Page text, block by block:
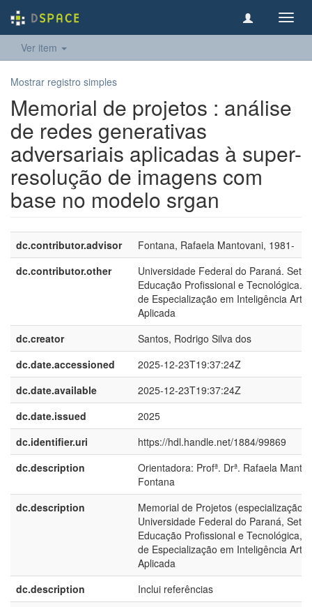
Ver item
Mostrar registro simples
Memorial de projetos : análise
de redes generativas
adversariais aplicadas à super-
resolução de imagens com
base no modelo srgan
dc.contributor.advisor
Fontana, Rafaela Mantovani, 1981-
dc.contributor.other
Universidade Federal do Paraná.
Educação Profissional e Tecnológica.
de Especialização em Inteligência
Aplicada
dc.creator
Santos, Rodrigo Silva dos
dc.date.accessioned
2025-12-23T19:37:24Z
dc.date.available
2025-12-23T19:37:24Z
dc.date.issued
2025
dc.identifier.uri
https://hdl.handle.net/1884/99869
dc.description
Orientadora: Profª. Drª. Rafaela
Fontana
dc.description
Memorial de Projetos (especialização) -
Universidade Federal do Paraná,
Educação Profissional e Tecnológica,
de Especialização em Inteligência
Aplicada
dc.description
Inclui referências